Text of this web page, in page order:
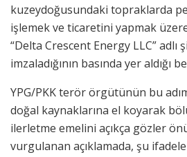
kuzeydoğusundaki topraklarda
işlemek ve ticaretini yapmak
“Delta Crescent Energy LLC” adlı
imzaladığının basında yer aldığı
YPG/PKK terör örgütünün bu
doğal kaynaklarına el koyarak
ilerletme emelini açıkça gözler
vurgulanan açıklamada, şu